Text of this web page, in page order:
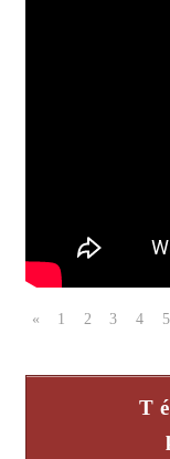
« 1 2 3 4 5